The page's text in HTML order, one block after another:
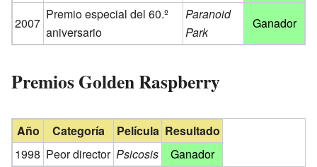
2007
Premio especial del 60.º
aniversario
Paranoid
Park
Ganador
Premios Golden Raspberry
Año Categoría Película Resultado
1998 Peor director Psicosis Ganador